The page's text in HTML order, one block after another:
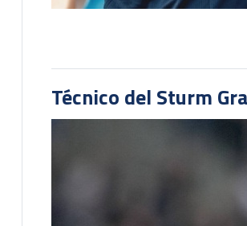
Técnico del Sturm